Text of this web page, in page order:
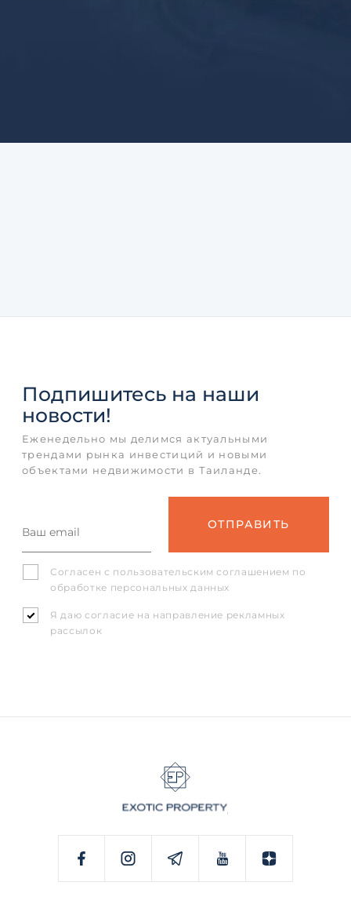
Подпишитесь на наши
новости!
Еженедельно мы делимся актуальными
трендами рынка инвестиций и новыми
объектами недвижимости в Таиланде.
Согласен с пользовательским соглашением по
обработке персональных данных
Я даю согласие на направление рекламных
рассылок